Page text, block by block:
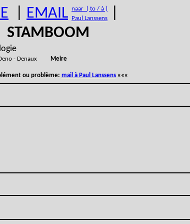
EMAIL naar ( to / à )
Paul Lanssens
STAMBOOM
- Denaux Meire
ou problème: mail à Paul Lanssens«««